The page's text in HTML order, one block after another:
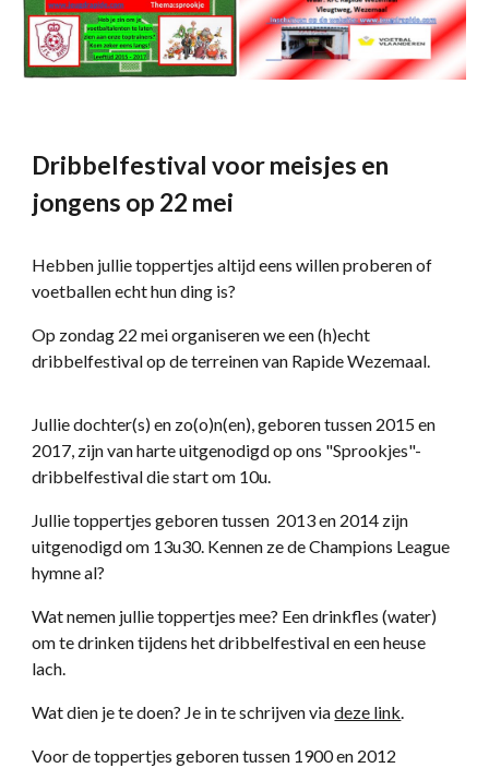
Dribbelfestival voor meisjes en
jongens op 22 mei
Hebben jullie toppertjes altijd eens willen proberen of
voetballen echt hun ding is?
Op zondag 22 mei organiseren we een (h)echt
dribbelfestival op de terreinen van Rapide Wezemaal.
Jullie dochter(s) en zo(o)n(en), geboren tussen 2015 en
2017, zijn van harte uitgenodigd op ons "Sprookjes"-
dribbelfestival die start om 10u.
Jullie toppertjes geboren tussen 2013 en 2014 zijn
uitgenodigd om 13u30. Kennen ze de Champions League
hymne al?
Wat nemen jullie toppertjes mee? Een drinkfles (water)
om te drinken tijdens het dribbelfestival en een heuse
lach.
Wat dien je te doen? Je in te schrijven viadeze link.
Voor de toppertjes geboren tussen 1900 en 2012